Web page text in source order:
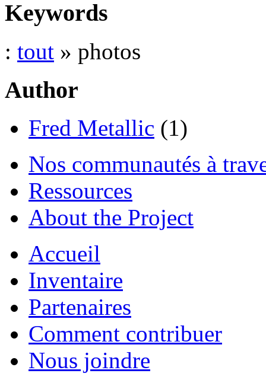
Keywords
: tout » photos
Author
Fred Metallic (1)
Nos communautés à
Ressources
About the Project
Accueil
Inventaire
Partenaires
Comment contribuer
Nous joindre